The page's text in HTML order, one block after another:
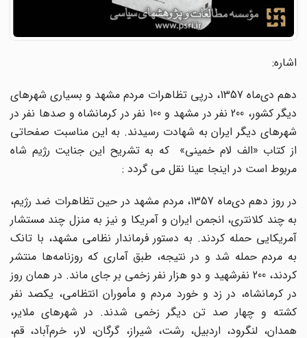
اشاره:
دهم دی‌ماه 1357، درپی تظاهرات مردم مشهد و بسیاری شهرهای
دیگر کشور، 200 نفر در مشهد و 100 نفر در کرمانشاه و صدها نفر در
شهرهای دیگر ایران به شهادت رسیدند. به این مناسبت صفحاتی
از کتاب «الف لام خمینی» که به تشریح این جنایت رژیم شاه
مربوط است در اینجا عینا نقل می گردد :
در روز دهم دی‌ماه 1357، مردم مشهد در حین تظاهرات ضد رژیم،
به چند کلانتری، انجمن ایران و آمریکا و نیز به منزل چند مستشار
آمریکایی حمله کردند. به دستور فرماندار نظامی مشهد، با تانک
به مردم حمله شد و در نتیجه، طبق آماری که روزنامه‌‌ها منتشر
کردند، 200 نفرشهید و دو هزار نفر زخمی بر جای ماند. در همان روز
در کرمانشاه، در زد و خورد مردم و مأموران انتظامی، یکصد نفر
کشته و چهار صد تن دیگر زخمی شدند. در شهرهای ملایر،
همدان، لنگرود، اردبیل، رشت، شیراز، گرگان، لار، خرم‌‌آباد، قم،